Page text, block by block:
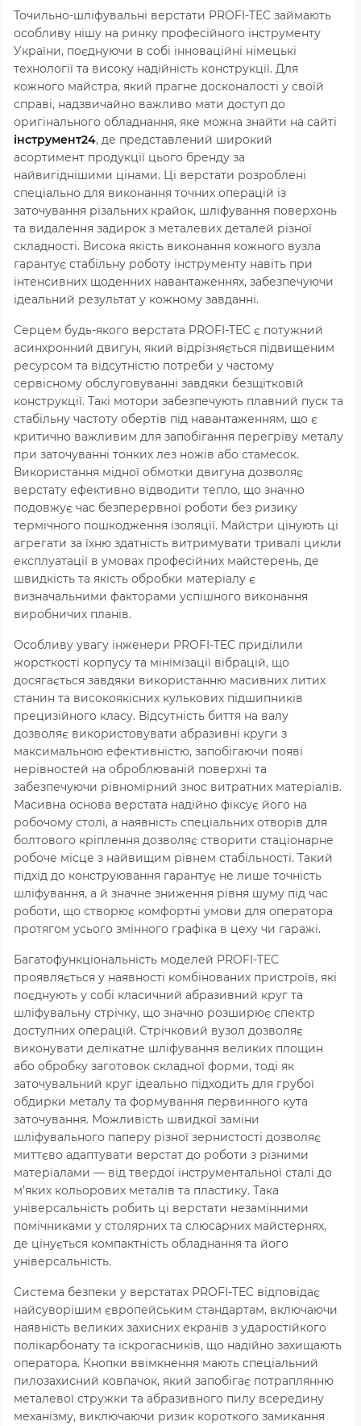
Точильно-шліфувальні верстати PROFI-TEC займають
особливу нішу на ринку професійного інструменту
України, поєднуючи в собі інноваційні німецькі
технології та високу надійність конструкції. Для
кожного майстра, який прагне досконалості у своїй
справі, надзвичайно важливо мати доступ до
оригінального обладнання, яке можна знайти на сайті
інструмент24, де представлений широкий
асортимент продукції цього бренду за
найвигіднішими цінами. Ці верстати розроблені
спеціально для виконання точних операцій із
заточування різальних крайок, шліфування поверхонь
та видалення задирок з металевих деталей різної
складності. Висока якість виконання кожного вузла
гарантує стабільну роботу інструменту навіть при
інтенсивних щоденних навантаженнях, забезпечуючи
ідеальний результат у кожному завданні.
Серцем будь-якого верстата PROFI-TEC є потужний
асинхронний двигун, який відрізняється підвищеним
ресурсом та відсутністю потреби у частому
сервісному обслуговуванні завдяки безщітковій
конструкції. Такі мотори забезпечують плавний пуск та
стабільну частоту обертів під навантаженням, що є
критично важливим для запобігання перегріву металу
при заточуванні тонких лез ножів або стамесок.
Використання мідної обмотки двигуна дозволяє
верстату ефективно відводити тепло, що значно
подовжує час безперервної роботи без ризику
термічного пошкодження ізоляції. Майстри цінують ці
агрегати за їхню здатність витримувати тривалі цикли
експлуатації в умовах професійних майстерень, де
швидкість та якість обробки матеріалу є
визначальними факторами успішного виконання
виробничих планів.
Особливу увагу інженери PROFI-TEC приділили
жорсткості корпусу та мінімізації вібрацій, що
досягається завдяки використанню масивних литих
станин та високоякісних кулькових підшипників
прецизійного класу. Відсутність биття на валу
дозволяє використовувати абразивні круги з
максимальною ефективністю, запобігаючи появі
нерівностей на оброблюваній поверхні та
забезпечуючи рівномірний знос витратних матеріалів.
Масивна основа верстата надійно фіксує його на
робочому столі, а наявність спеціальних отворів для
болтового кріплення дозволяє створити стаціонарне
робоче місце з найвищим рівнем стабільності. Такий
підхід до конструювання гарантує не лише точність
шліфування, а й значне зниження рівня шуму під час
роботи, що створює комфортні умови для оператора
протягом усього змінного графіка в цеху чи гаражі.
Багатофункціональність моделей PROFI-TEC
проявляється у наявності комбінованих пристроїв, які
поєднують у собі класичний абразивний круг та
шліфувальну стрічку, що значно розширює спектр
доступних операцій. Стрічковий вузол дозволяє
виконувати делікатне шліфування великих площин
або обробку заготовок складної форми, тоді як
заточувальний круг ідеально підходить для грубої
обдирки металу та формування первинного кута
заточування. Можливість швидкої заміни
шліфувального паперу різної зернистості дозволяє
миттєво адаптувати верстат до роботи з різними
матеріалами — від твердої інструментальної сталі до
м’яких кольорових металів та пластику. Така
універсальність робить ці верстати незамінними
помічниками у столярних та слюсарних майстернях,
де цінується компактність обладнання та його
універсальність.
Система безпеки у верстатах PROFI-TEC відповідає
найсуворішим європейським стандартам, включаючи
наявність великих захисних екранів з ударостійкого
полікарбонату та іскрогасників, що надійно захищають
оператора. Кнопки ввімкнення мають спеціальний
пилозахисний ковпачок, який запобігає потраплянню
металевої стружки та абразивного пилу всередину
механізму, виключаючи ризик короткого замикання